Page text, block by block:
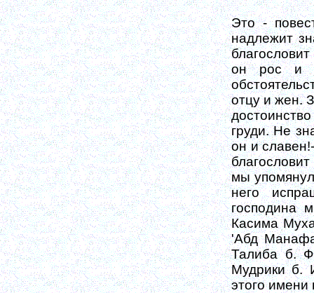
Это -
надлежит
он рос и
отцу и жен.
груди. Не
он и
мы
него
господина
Касима
'Абд
Талиба б.
Мудрики б.
этого